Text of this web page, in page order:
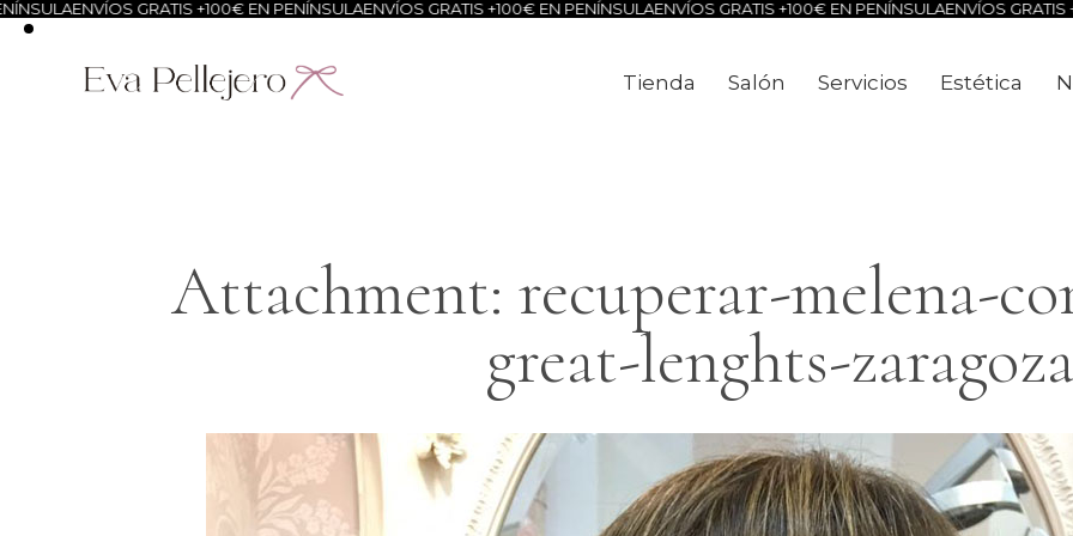
ENVÍOS GRATIS +100€ EN PENÍNSULAENVÍOS GRATIS +100€ EN PENÍNSULAENVÍOS GRATIS +100€ EN PENÍNSULAENVÍOS GRATIS
Tienda Salón Servicios Estética
Attachment: recuperar-melena-
great-lenghts-